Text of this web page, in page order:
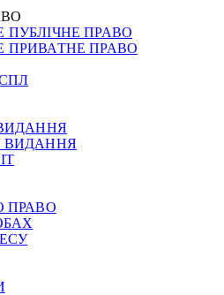
ПУБЛІЧНЕ ПРАВО
ПРИВАТНЕ ПРАВО
ВИДАННЯ
ПРАВО